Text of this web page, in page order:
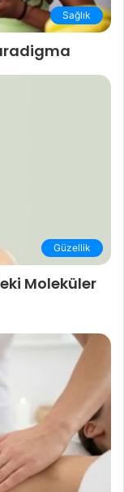
Sağlık
Güzellik
Moleküler